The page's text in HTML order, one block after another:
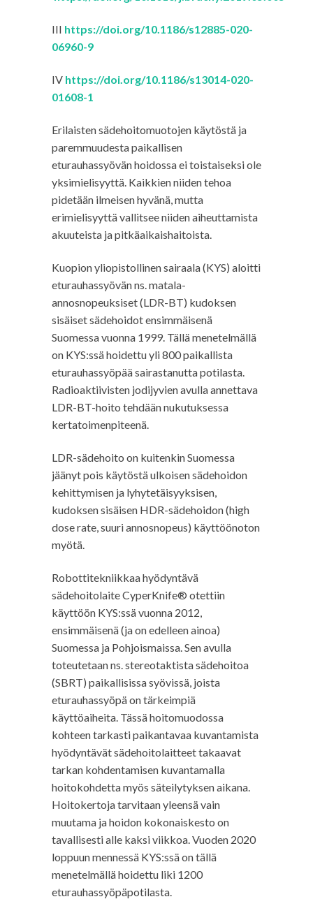
III https://doi.org/10.1186/s12885-020-
06960-9
IV https://doi.org/10.1186/s13014-020-
01608-1
Erilaisten sädehoitomuotojen käytöstä ja
paremmuudesta paikallisen
eturauhassyövän hoidossa ei toistaiseksi ole
yksimielisyyttä. Kaikkien niiden tehoa
pidetään ilmeisen hyvänä, mutta
erimielisyyttä vallitsee niiden aiheuttamista
akuuteista ja pitkäaikaishaitoista.
Kuopion yliopistollinen sairaala (KYS) aloitti
eturauhassyövän ns. matala-
annosnopeuksiset (LDR-BT) kudoksen
sisäiset sädehoidot ensimmäisenä
Suomessa vuonna 1999. Tällä menetelmällä
on KYS:ssä hoidettu yli 800 paikallista
eturauhassyöpää sairastanutta potilasta.
Radioaktiivisten jodijyvien avulla annettava
LDR-BT-hoito tehdään nukutuksessa
kertatoimenpiteenä.
LDR-sädehoito on kuitenkin Suomessa
jäänyt pois käytöstä ulkoisen sädehoidon
kehittymisen ja lyhytetäisyyksisen,
kudoksen sisäisen HDR-sädehoidon (high
dose rate, suuri annosnopeus) käyttöönoton
myötä.
Robottitekniikkaa hyödyntävä
sädehoitolaite CyperKnife® otettiin
käyttöön KYS:ssä vuonna 2012,
ensimmäisenä (ja on edelleen ainoa)
Suomessa ja Pohjoismaissa. Sen avulla
toteutetaan ns. stereotaktista sädehoitoa
(SBRT) paikallisissa syövissä, joista
eturauhassyöpä on tärkeimpiä
käyttöaiheita. Tässä hoitomuodossa
kohteen tarkasti paikantavaa kuvantamista
hyödyntävät sädehoitolaitteet takaavat
tarkan kohdentamisen kuvantamalla
hoitokohdetta myös säteilytyksen aikana.
Hoitokertoja tarvitaan yleensä vain
muutama ja hoidon kokonaiskesto on
tavallisesti alle kaksi viikkoa. Vuoden 2020
loppuun mennessä KYS:ssä on tällä
menetelmällä hoidettu liki 1200
eturauhassyöpäpotilasta.